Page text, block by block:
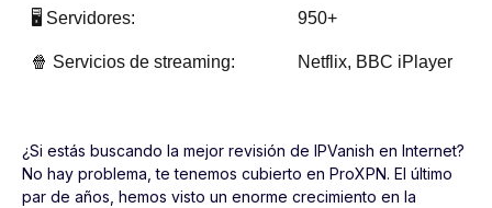
🖥️ Servidores: 950+
🍿 Servicios de streaming: Netflix, BBC iPlayer
¿Si estás buscando la mejor revisión de IPVanish en Internet?
No hay problema, te tenemos cubierto en ProXPN. El último
par de años, hemos visto un enorme crecimiento en la